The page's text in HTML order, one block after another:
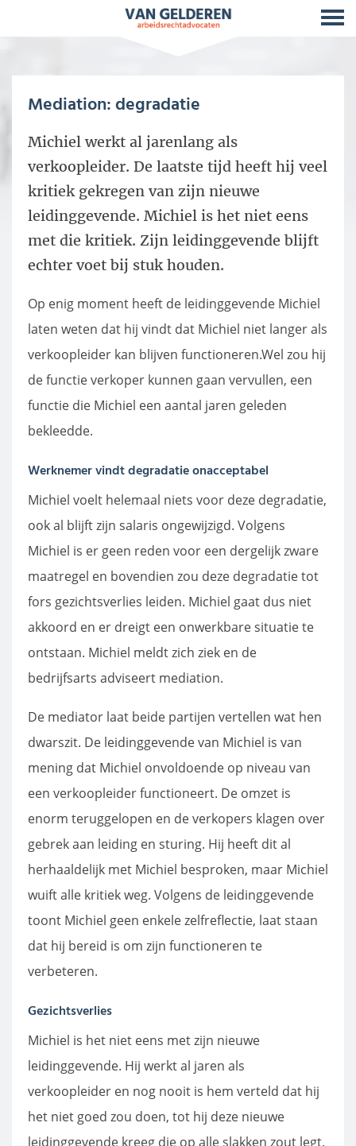
Mediation: degradatie
Michiel werkt al jarenlang als
verkoopleider. De laatste tijd heeft hij veel
kritiek gekregen van zijn nieuwe
leidinggevende. Michiel is het niet eens
met die kritiek. Zijn leidinggevende blijft
echter voet bij stuk houden.
Op enig moment heeft de leidinggevende Michiel
laten weten dat hij vindt dat Michiel niet langer als
verkoopleider kan blijven functioneren.Wel zou hij
de functie verkoper kunnen gaan vervullen, een
functie die Michiel een aantal jaren geleden
bekleedde.
Werknemer vindt degradatie onacceptabel
Michiel voelt helemaal niets voor deze degradatie,
ook al blijft zijn salaris ongewijzigd. Volgens
Michiel is er geen reden voor een dergelijk zware
maatregel en bovendien zou deze degradatie tot
fors gezichtsverlies leiden. Michiel gaat dus niet
akkoord en er dreigt een onwerkbare situatie te
ontstaan. Michiel meldt zich ziek en de
bedrijfsarts adviseert mediation.
De mediator laat beide partijen vertellen wat hen
dwarszit. De leidinggevende van Michiel is van
mening dat Michiel onvoldoende op niveau van
een verkoopleider functioneert. De omzet is
enorm teruggelopen en de verkopers klagen over
gebrek aan leiding en sturing. Hij heeft dit al
herhaaldelijk met Michiel besproken, maar Michiel
wuift alle kritiek weg. Volgens de leidinggevende
toont Michiel geen enkele zelfreflectie, laat staan
dat hij bereid is om zijn functioneren te
verbeteren.
Gezichtsverlies
Michiel is het niet eens met zijn nieuwe
leidinggevende. Hij werkt al jaren als
verkoopleider en nog nooit is hem verteld dat hij
het niet goed zou doen, tot hij deze nieuwe
leidinggevende kreeg die op alle slakken zout legt.